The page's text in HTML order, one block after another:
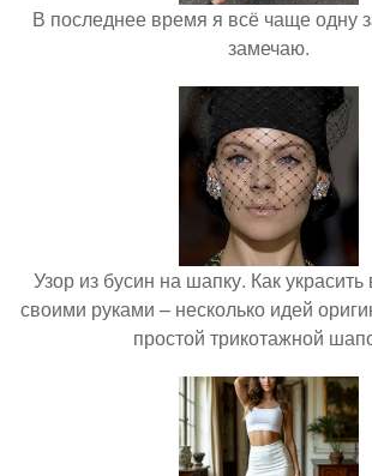
В последнее время я всё чаще одну
замечаю.
Узор из бусин на шапку. Как
своими руками – несколько идей
простой трикотажной